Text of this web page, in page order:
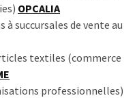
OPCALIA
succursales de vente au
textiles (commerce
professionnelles)